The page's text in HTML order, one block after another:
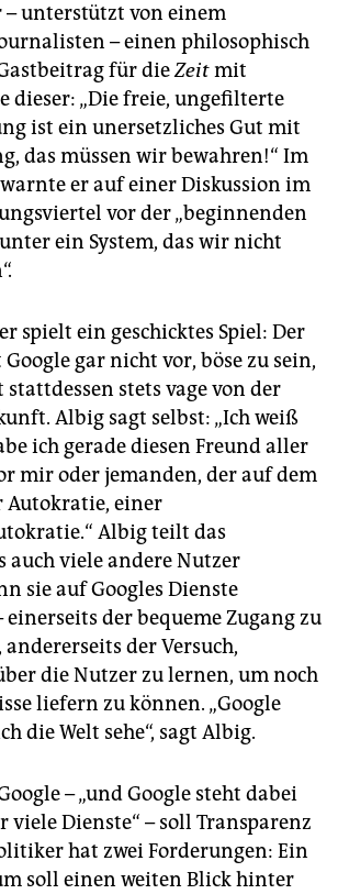
– unterstützt von einem
– einen philosophisch
für dieZeitmit
dieser: „Die freie, ungefilterte
ist ein unersetzliches Gut mit
das müssen wir bewahren!“ Im
er auf einer Diskussion im
vor der „beginnenden
ein System, das wir nicht
spielt ein geschicktes Spiel: Der
gar nicht vor, böse zu sein,
stets vage von der
Albig sagt selbst: „Ich weiß
ich gerade diesen Freund aller
mir oder jemanden, der auf dem
Autokratie, einer
Albig teilt das
auch viele andere Nutzer
sie auf Googles Dienste
der bequeme Zugang zu
der Versuch,
die Nutzer zu lernen, um noch
liefern zu können. „Google
die Welt sehe“, sagt Albig.
– „und Google steht dabei
viele Dienste“ – soll Transparenz
hat zwei Forderungen: Ein
soll einen weiten Blick hinter